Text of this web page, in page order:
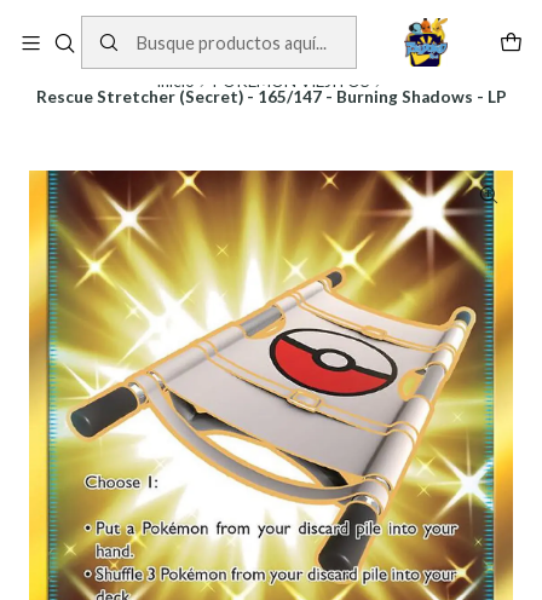
Inicio
POKEMON VIEJITOS
Rescue Stretcher (Secret) - 165/147 - Burning Shadows - LP